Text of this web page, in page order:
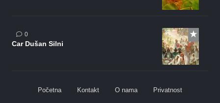
0
Car Dušan Silni
Početna Kontakt O nama Privatnost